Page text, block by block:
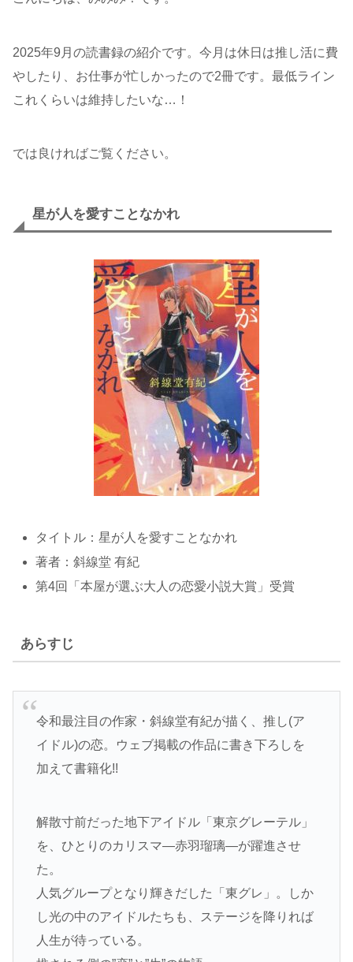
2025年9月の読書録の紹介です。今月は休日は推し活に費
やしたり、お仕事が忙しかったので2冊です。最低ライン
これくらいは維持したいな…！
では良ければご覧ください。
星が人を愛すことなかれ
タイトル：星が人を愛すことなかれ
著者：斜線堂 有紀
第4回「本屋が選ぶ大人の恋愛小説大賞」受賞
あらすじ
令和最注目の作家・斜線堂有紀が描く、推し(ア
イドル)の恋。ウェブ掲載の作品に書き下ろしを
加えて書籍化!!
解散寸前だった地下アイドル「東京グレーテル」
を、ひとりのカリスマ―赤羽瑠璃―が躍進させ
た。
人気グループとなり輝きだした「東グレ」。しか
し光の中のアイドルたちも、ステージを降りれば
人生が待っている。